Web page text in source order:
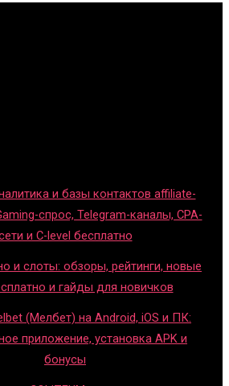
и базы контактов affiliate-
спрос, Telegram-каналы, CPA-
и C-level бесплатно
и слоты: обзоры, рейтинги, новые
и гайды для новичков
(Мелбет) на Android, iOS и ПК:
приложение, установка APK и
бонусы